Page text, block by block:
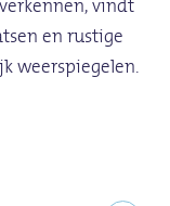
en rustige
weerspiegelen.